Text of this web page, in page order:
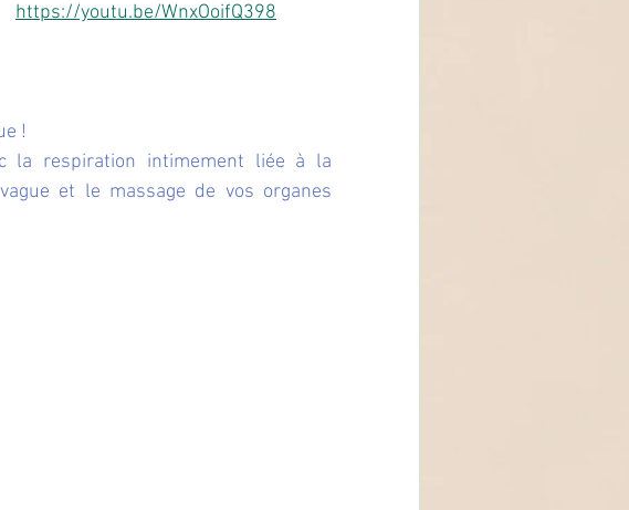
https://youtu.be/WnxOoifQ398
!
la respiration intimement liée à la
et le massage de vos organes